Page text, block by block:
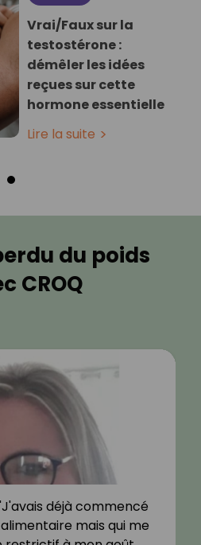
Vrai/Faux sur la
testostérone :
démêler les idées
reçues sur cette
hormone essentielle
Lire la suite
du poids
CROQ
déjà commencé
mais qui me